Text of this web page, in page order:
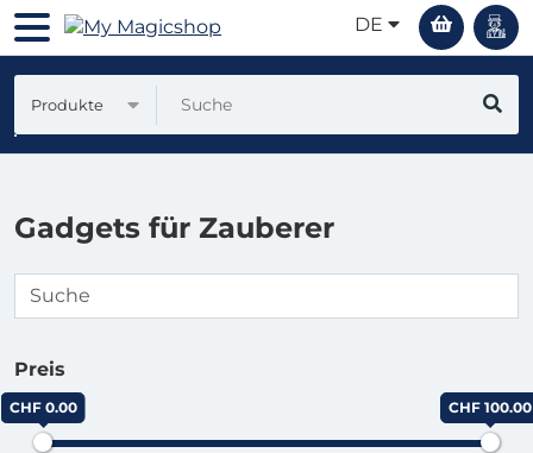
DE
Produkte
Gadgets für Zauberer
Preis
CHF 0.00 CHF 100.00